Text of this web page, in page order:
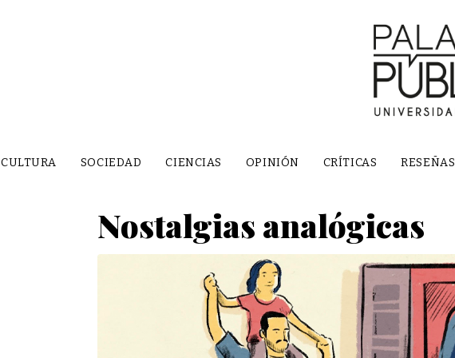
CULTURA SOCIEDAD CIENCIAS OPINIÓN CRÍTICAS RESEÑAS
Nostalgias analógicas